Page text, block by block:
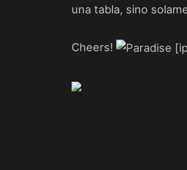
una tabla, sino
Cheers!